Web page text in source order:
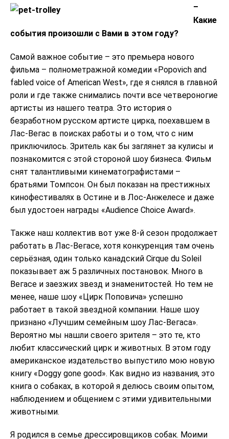
–
Какие
события произошли с Вами в этом году?
Самой важное событие – это премьера нового
фильма – полнометражной комедии «Popovich and
fabled voice of American West», где я снялся в главной
роли и где также снимались почти все четвероногие
артисты из нашего театра. Это история о
безработном русском артисте цирка, поехавшем в
Лас-Вегас в поисках работы и о том, что с ним
приключилось. Зритель как бы заглянет за кулисы и
познакомится с этой стороной шоу бизнеса. Фильм
снят талантливыми кинематографистами –
братьями Томпсон. Он был показан на престижных
кинофестивалях в Остине и в Лос-Анжелесе и даже
был удостоен награды «Audience Choice Award».
Также наш коллектив вот уже 8-й сезон продолжает
работать в Лас-Вегасе, хотя конкуренция там очень
серьёзная, один только канадский Сirque du Soleil
показывает аж 5 различных постановок. Много в
Вегасе и заезжих звезд и знаменитостей. Но тем не
менее, наше шоу «Цирк Поповича» успешно
работает в такой звездной компании. Наше шоу
признано «Лучшим семейным шоу Лас-Вегаса».
Вероятно мы нашли своего зрителя – это те, кто
любит классический цирк и животных. В этом году
американское издательство выпустило мою новую
книгу «Doggy gone good». Как видно из названия, это
книга о собаках, в которой я делюсь своим опытом,
наблюдением и общением с этими удивительными
животными.
Я родился в семье дрессировщиков собак. Моими